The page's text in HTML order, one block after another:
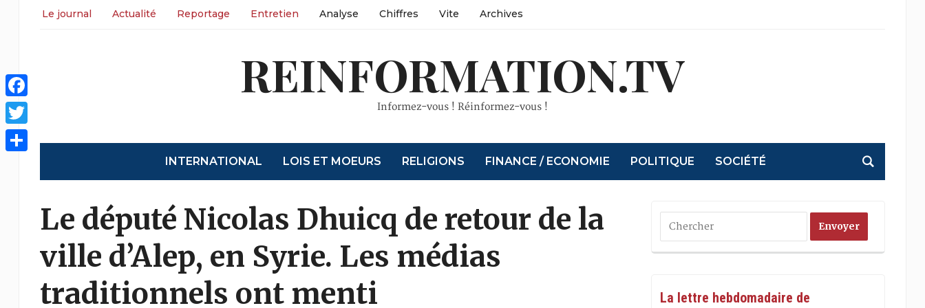
Le journal Actualité Reportage Entretien Analyse Chiffres Vite Archives
REINFORMATION.TV
Informez-vous ! Réinformez-vous !
INTERNATIONAL LOIS ET MOEURS RELIGIONS FINANCE / ECONOMIE POLITIQUE SOCIÉTÉ
Le député Nicolas Dhuicq de retour de la
ville d’Alep, en Syrie. Les médias
traditionnels ont menti
La lettre hebdomadaire de
Facebook
Twitter